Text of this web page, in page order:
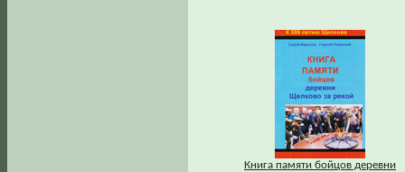
Книга памяти бойцов деревни